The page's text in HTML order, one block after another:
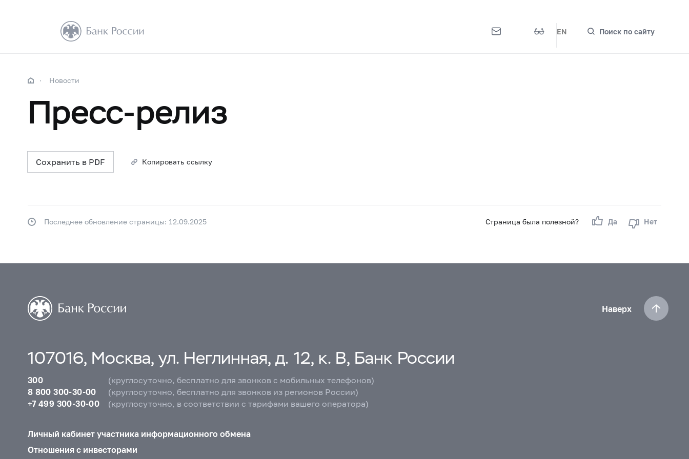
EN Поиск по сайту
Новости
Пресс-релиз
Сохранить в PDF Копировать ссылку
Страница была полезной? Да Нет
Последнее обновление страницы: 12.09.2025
Наверх
107016, Москва, ул. Неглинная, д. 12, к. В, Банк России
300
(круглосуточно, бесплатно для звонков с мобильных телефонов)
8 800 300-30-00
(круглосуточно, бесплатно для звонков из регионов России)
+7 499 300-30-00
(круглосуточно, в соответствии с тарифами вашего оператора)
Личный кабинет участника информационного обмена
Отношения с инвесторами